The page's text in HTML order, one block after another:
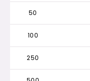
50
100
250